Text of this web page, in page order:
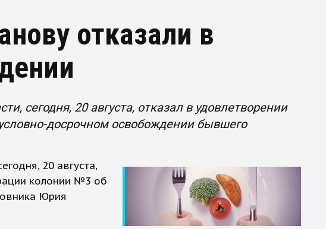
отказали в
сегодня, 20 августа, отказал в удовлетворении
досрочном освобождении бывшего
20 августа,
колонии №3 об
Юрия